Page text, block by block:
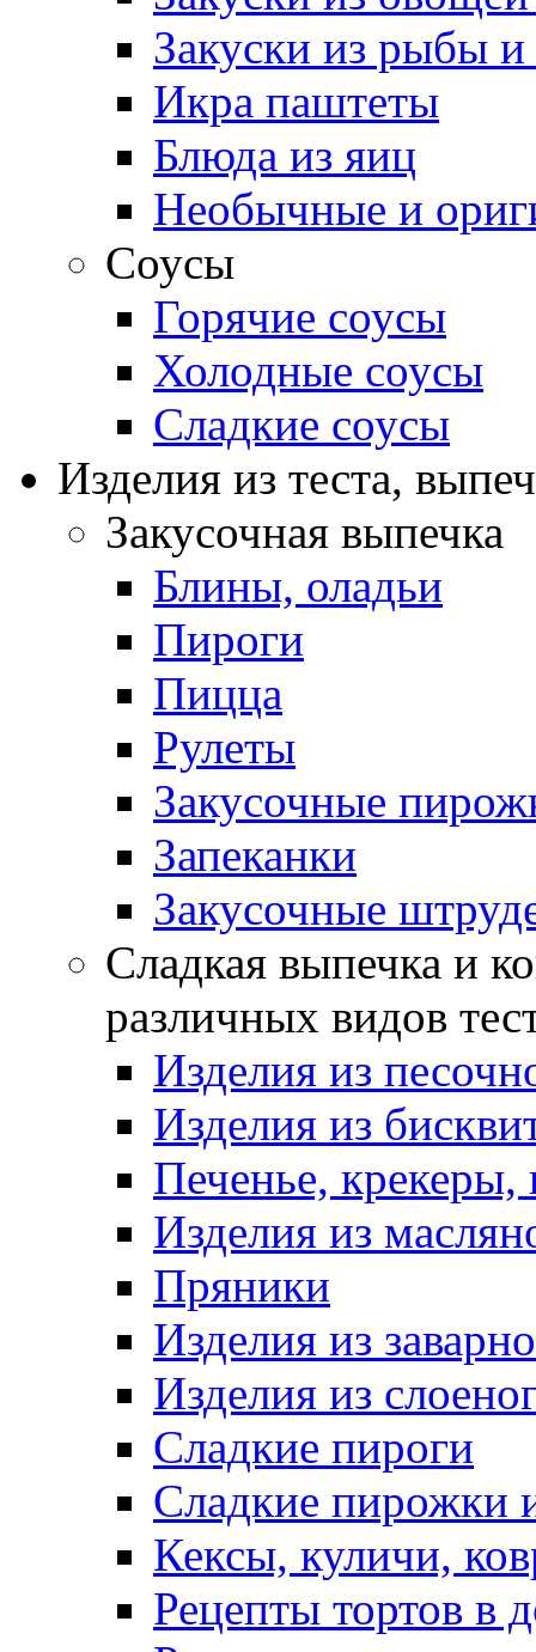
Закуски из рыбы
Икра паштеты
Блюда из яиц
Необычные и
Соусы
Горячие соусы
Холодные соусы
Сладкие соусы
Изделия из теста,
Закусочная выпечка
Блины, оладьи
Пироги
Пицца
Рулеты
Закусочные
Запеканки
Закусочные
Сладкая выпечка и
различных видов
Изделия из
Изделия из
Печенье, крекеры,
Изделия из
Пряники
Изделия из
Изделия из
Сладкие пироги
Сладкие пирожки
Кексы, куличи,
Рецепты тортов в